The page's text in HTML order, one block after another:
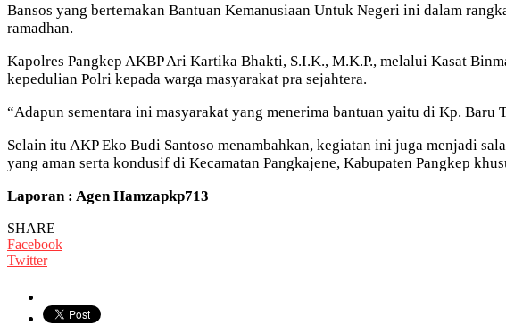
Bansos yang bertemakan Bantuan Kemanusiaan Untuk Negeri ini dalam
ramadhan.
Kapolres Pangkep AKBP Ari Kartika Bhakti, S.I.K., M.K.P., melalui Kasat
kepedulian Polri kepada warga masyarakat pra sejahtera.
“Adapun sementara ini masyarakat yang menerima bantuan yaitu di Kp.
Selain itu AKP Eko Budi Santoso menambahkan, kegiatan ini juga menjadi
yang aman serta kondusif di Kecamatan Pangkajene, Kabupaten Pangkep
Laporan : Agen Hamzapkp713
SHARE
Facebook
Twitter